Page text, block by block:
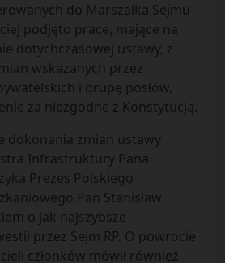
do Marszałka Sejmu
podjęto prace, mające na
dotychczasowej ustawy, z
wskazanych przez
i grupę posłów,
za niezgodne z Konstytucją.
dokonania zmian ustawy
Infrastruktury Pana
Prezes Polskiego
Pan Stanisław
o jak najszybsze
przez Sejm RP. O powrocie
członków mówił również